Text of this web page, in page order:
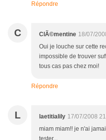
Répondre
C ClÃ©mentine 18/07/
Oui je louche sur cette
impossible de trouver
tous cas pas chez moi!
Répondre
L laetitialily 17/07/2008
miam miam!! je n'ai
tester...